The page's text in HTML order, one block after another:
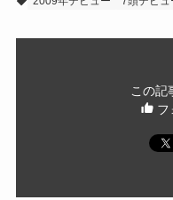
この記
フ